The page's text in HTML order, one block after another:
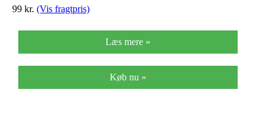
99 kr. (Vis fragtpris)
Læs mere »
Køb nu »